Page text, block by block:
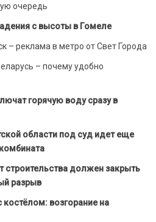
очередь
с высоты в Гомеле
– реклама в метро от Свет Города
– почему удобно
горячую воду сразу в
области под суд идет еще
строительства должен закрыть
разрыв
возгорание на